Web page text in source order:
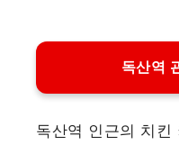
독산역
독산역 인근의 치킨